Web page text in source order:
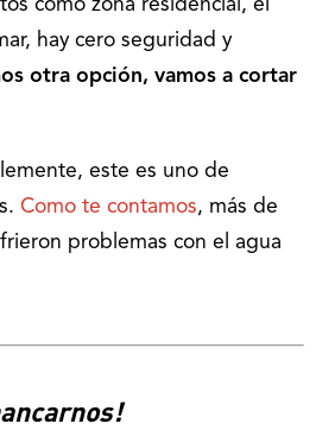
como zona residencial, el
hay cero seguridad y
otra opción, vamos a cortar
este es uno de
Como te contamos, más de
problemas con el agua